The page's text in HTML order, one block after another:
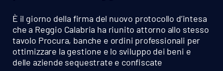
Sport
Cultura
È il giorno della firma del nuovo protocollo d’intesa
che a Reggio Calabria ha riunito attorno allo stesso
tavolo Procura, banche e ordini professionali per
ottimizzare la gestione e lo sviluppo dei beni e
delle aziende sequestrate e confiscate